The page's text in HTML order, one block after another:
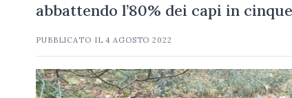
abbattendo l’80% dei capi in
PUBBLICATO IL4 AGOSTO 2022